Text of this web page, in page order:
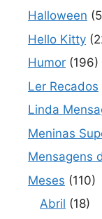
Halloween
Hello Kitty
Humor (196)
Ler Recados
Linda
Meninas
Mensagens
Meses (110)
Abril (18)